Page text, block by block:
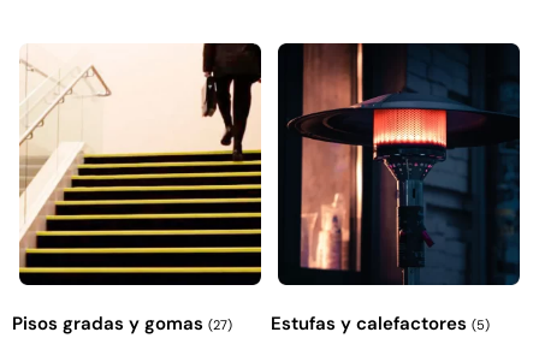
Pisos gradas y gomas (27) Estufas y calefactores (5)